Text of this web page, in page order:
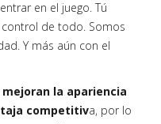
en el juego. Tú
de todo. Somos
Y más aún con el
la apariencia
competitiva, por lo